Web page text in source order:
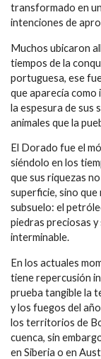
transformado en
intenciones de
Muchos ubicaron
tiempos de la
portuguesa, ese
que aparecía
la espesura de sus
animales que la
El Dorado fue el
siéndolo en los
que sus riquezas
superficie, sino que
subsuelo: el
piedras preciosas y
interminable.
En los actuales
tiene repercusión
prueba tangible la
y los fuegos del
los territorios de
cuenca, sin
en Siberia o en